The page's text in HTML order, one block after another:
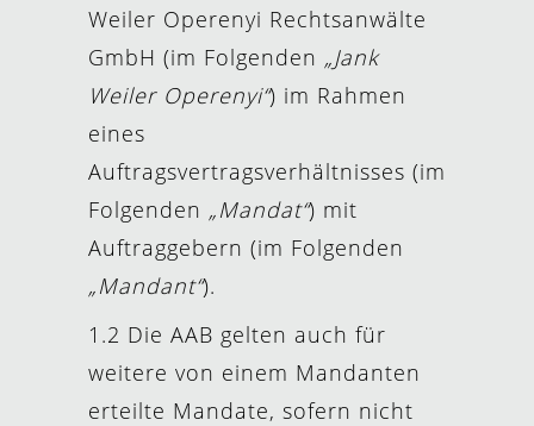
Weiler Operenyi Rechtsanwälte
GmbH (im Folgenden „Jank
Weiler Operenyi“) im Rahmen
eines
Auftragsvertragsverhältnisses (im
Folgenden „Mandat“) mit
Auftraggebern (im Folgenden
„Mandant“).
1.2 Die AAB gelten auch für
weitere von einem Mandanten
erteilte Mandate, sofern nicht